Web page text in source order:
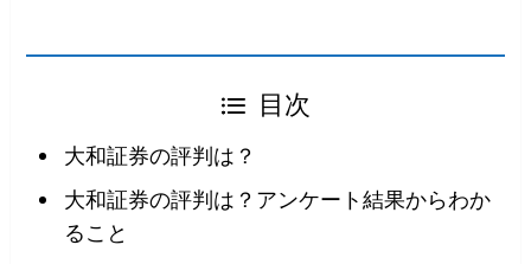
目次
大和証券の評判は？
大和証券の評判は？アンケート結果からわか
ること